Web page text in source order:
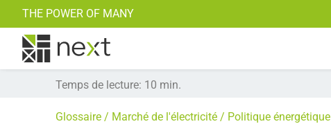
THE POWER OF MANY
Solaire
Notre technologie Simulation
Temps de lecture: 10 min.
Glossaire Marché de l'électricité Politique énergétique